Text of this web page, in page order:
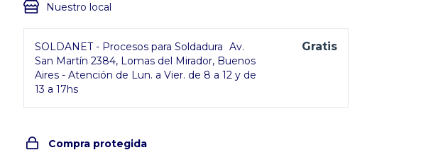
Nuestro local
SOLDANET - Procesos para Soldadura Av.
San Martín 2384, Lomas del Mirador, Buenos
Aires - Atención de Lun. a Vier. de 8 a 12 y de
13 a 17hs
Gratis
Compra protegida